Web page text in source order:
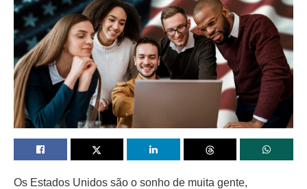
Os Estados Unidos são o sonho de muita gente,